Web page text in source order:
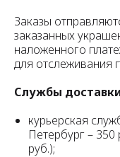
Заказы
заказанных
наложенного
для отслеживания
Службы
курьерская
Петербург –
руб.);